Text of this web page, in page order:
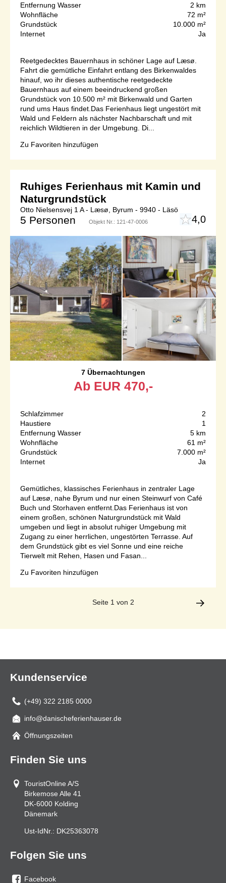
Entfernung Wasser
2 km
Wohnfläche
72 m²
Grundstück
10.000 m²
Internet
Ja
Reetgedecktes Bauernhaus in schöner Lage auf Læsø.
Fahrt die gemütliche Einfahrt entlang des Birkenwaldes
hinauf, wo ihr dieses authentische reetgedeckte
Bauernhaus auf einem beeindruckend großen
Grundstück von 10.500 m² mit Birkenwald und Garten
rund ums Haus findet.Das Ferienhaus liegt ungestört mit
Wald und Feldern als nächster Nachbarschaft und mit
reichlich Wildtieren in der Umgebung. Di...
Zu Favoriten hinzufügen
Ruhiges Ferienhaus mit Kamin und
Naturgrundstück
Otto Nielsensvej 1 A - Læsø, Byrum - 9940 - Läsö
5 Personen Objekt Nr.: 121-47-0006 4,0
7 Übernachtungen
Ab EUR 470,-
Schlafzimmer
2
Haustiere
1
Entfernung Wasser
5 km
Wohnfläche
61 m²
Grundstück
7.000 m²
Internet
Ja
Gemütliches, klassisches Ferienhaus in zentraler Lage
auf Læsø, nahe Byrum und nur einen Steinwurf von Café
Buch und Storhaven entfernt.Das Ferienhaus ist von
einem großen, schönen Naturgrundstück mit Wald
umgeben und liegt in absolut ruhiger Umgebung mit
Zugang zu einer herrlichen, ungestörten Terrasse. Auf
dem Grundstück gibt es viel Sonne und eine reiche
Tierwelt mit Rehen, Hasen und Fasan...
Zu Favoriten hinzufügen
Seite 1 von 2
Kundenservice
(+49) 322 2185 0000
Mail
info@danischeferienhauser.de
Öffnungszeiten
Finden Sie uns
TouristOnline A/S
Birkemose Alle 41
DK-6000 Kolding
Dänemark
Ust-IdNr.: DK25363078
Folgen Sie uns
Facebook